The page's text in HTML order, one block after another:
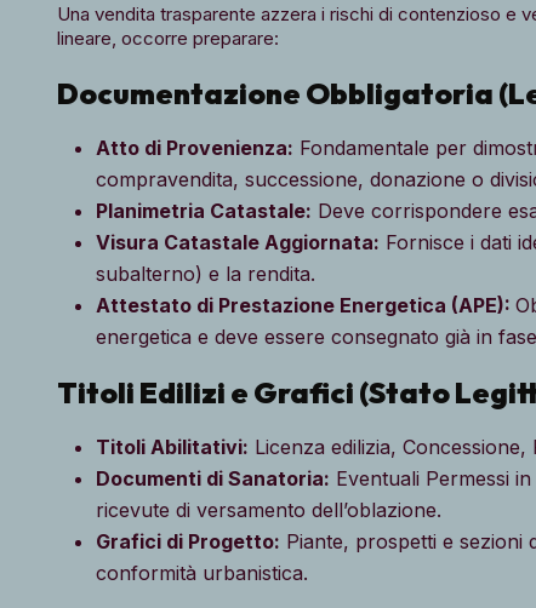
Una vendita trasparente azzera i rischi di contenzioso e
lineare, occorre preparare:
Documentazione Obbligatoria
Atto di Provenienza: Fondamentale per
compravendita, successione, donazione o
Planimetria Catastale: Deve corrispondere
Visura Catastale Aggiornata: Fornisce i dati
subalterno) e la rendita.
Attestato di Prestazione Energetica (APE):
energetica e deve essere consegnato già in
Titoli Edilizi e Grafici (Stato
Titoli Abilitativi: Licenza edilizia,
Documenti di Sanatoria: Eventuali Permessi
ricevute di versamento dell’oblazione.
Grafici di Progetto: Piante, prospetti e sezioni
conformità urbanistica.